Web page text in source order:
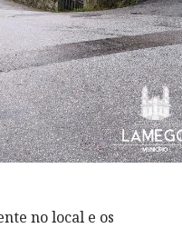
no local e os